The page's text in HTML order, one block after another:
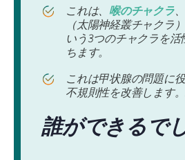
これは、 喉のチャクラ
（太陽神経叢チャクラ
いう3つのチャクラを
ちます。
これは甲状腺の問題に
不規則性を改善します
誰ができるで